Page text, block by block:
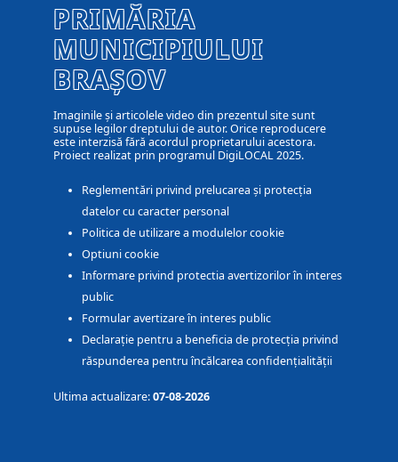
PRIMĂRIA
MUNICIPIULUI
BRAȘOV
Imaginile și articolele video din prezentul site sunt
supuse legilor dreptului de autor. Orice reproducere
este interzisă fără acordul proprietarului acestora.
Proiect realizat prin programul DigiLOCAL 2025.
Reglementări privind prelucarea și protecția
datelor cu caracter personal
Politica de utilizare a modulelor cookie
Optiuni cookie
Informare privind protectia avertizorilor în interes
public
Formular avertizare în interes public
Declarație pentru a beneficia de protecția privind
răspunderea pentru încălcarea confidențialității
Ultima actualizare:07-08-2026